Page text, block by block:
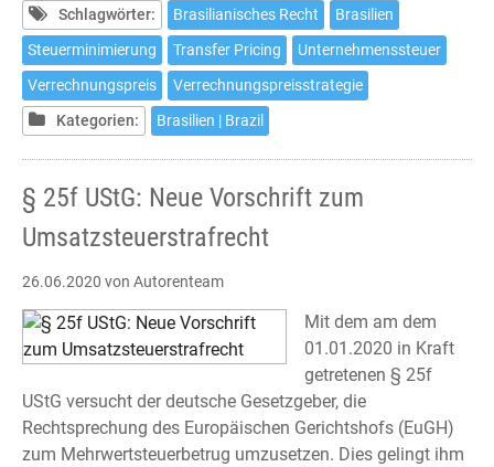
in
Brasilien
-
Eine
Herausforderung
Schlagwörter: Brasilianisches Recht
Brasilien
Steuerminimierung
Transfer Pricing
Unternehmenssteuer
Verrechnungspreis
Verrechnungspreisstrategie
Kategorien:
Brasilien | Brazil
§ 25f UStG: Neue Vorschrift zum
Umsatzsteuerstrafrecht
26.06.2020 von Autorenteam
Mit dem am dem
01.01.2020 in Kraft
getretenen § 25f
UStG versucht der deutsche Gesetzgeber, die
Rechtsprechung des Europäischen Gerichtshofs (EuGH)
zum Mehrwertsteuerbetrug umzusetzen. Dies gelingt ihm